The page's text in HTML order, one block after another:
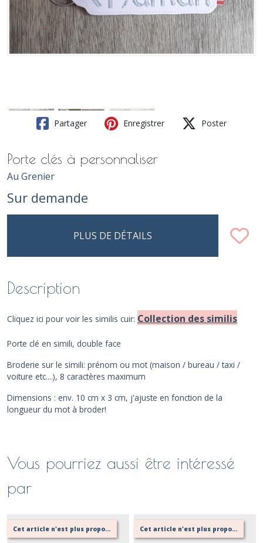
Partager Enregistrer Poster
Porte clés à personnaliser
Au Grenier
Sur demande
PLUS DE DÉTAILS
Description
Cliquez ici pour voir les similis cuir: Collection des similis
Porte clé en simili, double face
Broderie sur le simili: prénom ou mot (maison / bureau / taxi /
voiture etc....), 8 caractères maximum
Dimensions : env. 10 cm x 3 cm, j'ajuste en fonction de la
longueur du mot à broder!
Vous pourriez aussi être intéressé
par
Cet article n'est plus proposé, retournez au menu principal ou contactez moi! Cet article n'est plus proposé, retournez au menu principal ou contactez moi!